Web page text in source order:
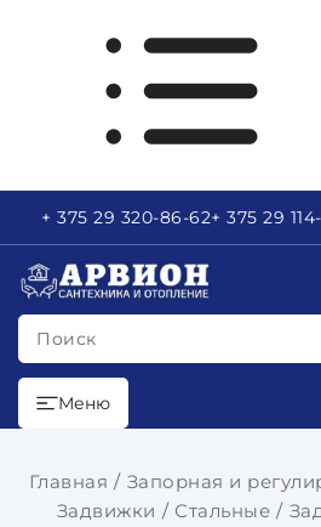
+ 375 29 320-86-62+ 375 29
Поиск
Меню
Главная
Запорная и
Задвижки
Стальные